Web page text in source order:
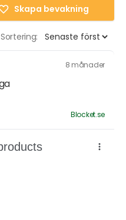
Skapa bevakning
Sortering:
8 månader
Blocket.se